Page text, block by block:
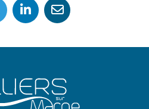
ce contenu sur
Partager ce contenu sur
Partager ce
Partager ce